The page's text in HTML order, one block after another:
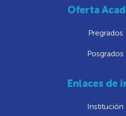
Oferta
Pregrados
Posgrados
Enlaces de
Institución